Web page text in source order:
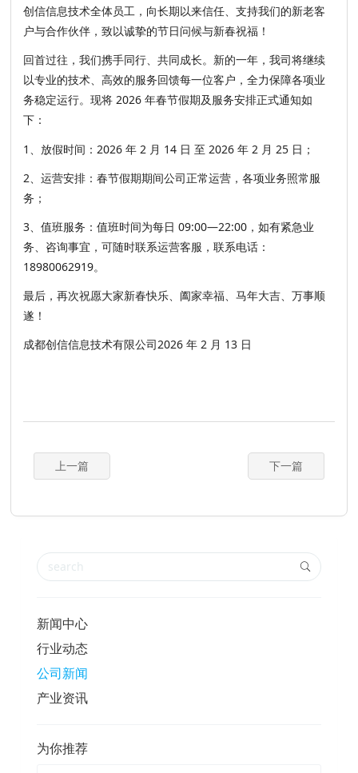
创信信息技术全体员工，向长期以来信任、支持我们的新老客
户与合作伙伴，致以诚挚的节日问候与新春祝福！
回首过往，我们携手同行、共同成长。新的一年，我司将继续
以专业的技术、高效的服务回馈每一位客户，全力保障各项业
务稳定运行。现将 2026 年春节假期及服务安排正式通知如
下：
1、放假时间：2026 年 2 月 14 日 至 2026 年 2 月 25 日；
2、运营安排：春节假期期间公司正常运营，各项业务照常服
务；
3、值班服务：值班时间为每日 09:00—22:00，如有紧急业
务、咨询事宜，可随时联系运营客服，联系电话：
18980062919。
最后，再次祝愿大家新春快乐、阖家幸福、马年大吉、万事顺
遂！
成都创信信息技术有限公司2026 年 2 月 13 日
上一篇 下一篇
新闻中心
行业动态
公司新闻
产业资讯
为你推荐